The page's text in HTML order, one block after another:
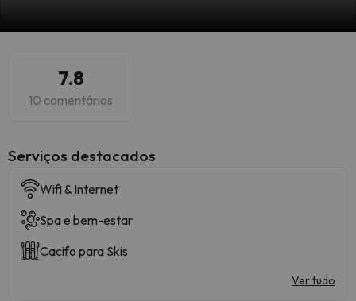
7.8
10 comentários
Serviços destacados
Wifi & Internet
Spa e bem-estar
Cacifo para Skis
Ver tudo